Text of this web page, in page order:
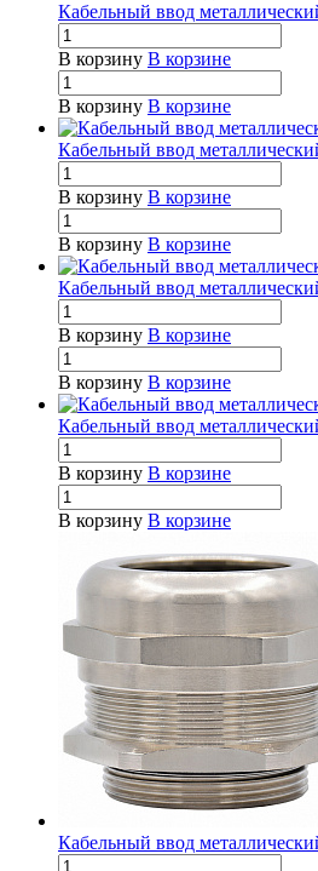
Кабельный ввод
В корзину В корзине
В корзину В корзине
Кабельный ввод
В корзину В корзине
В корзину В корзине
Кабельный ввод
В корзину В корзине
В корзину В корзине
Кабельный ввод
В корзину В корзине
В корзину В корзине
Кабельный ввод